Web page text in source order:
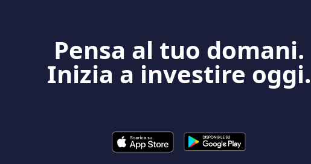
Pensa al tuo domani.
Inizia a investire oggi.